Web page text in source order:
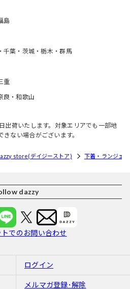
島
千葉・茨城・栃木・群馬
重
良・和歌山
出荷いたします。対象エリアでも一部地
ない場合がございます。
store(デイジーストア) 下着・ランジェ
dazzy
でのお問い合わせ
ログイン
メルマガ登録･解除